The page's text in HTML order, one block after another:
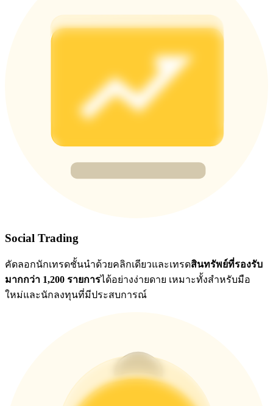
กิจกรรมเพิ่มเติม
รับรางวัลและสิทธิพิเศษสุดพิเศษ
Social Trading
คัดลอกนักเทรดชั้นนำด้วยคลิกเดียวและเทรดสินทรัพย์ที่รองรับ
มากกว่า 1,200 รายการได้อย่างง่ายดาย เหมาะทั้งสำหรับมือ
ใหม่และนักลงทุนที่มีประสบการณ์